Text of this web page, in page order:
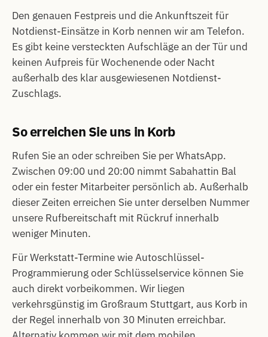
Den genauen Festpreis und die Ankunftszeit für
Notdienst-Einsätze in Korb nennen wir am Telefon.
Es gibt keine versteckten Aufschläge an der Tür und
keinen Aufpreis für Wochenende oder Nacht
außerhalb des klar ausgewiesenen Notdienst-
Zuschlags.
So erreichen Sie uns in Korb
Rufen Sie an oder schreiben Sie per WhatsApp.
Zwischen 09:00 und 20:00 nimmt Sabahattin Bal
oder ein fester Mitarbeiter persönlich ab. Außerhalb
dieser Zeiten erreichen Sie unter derselben Nummer
unsere Rufbereitschaft mit Rückruf innerhalb
weniger Minuten.
Für Werkstatt-Termine wie Autoschlüssel-
Programmierung oder Schlüsselservice können Sie
auch direkt vorbeikommen. Wir liegen
verkehrsgünstig im Großraum Stuttgart, aus Korb in
der Regel innerhalb von 30 Minuten erreichbar.